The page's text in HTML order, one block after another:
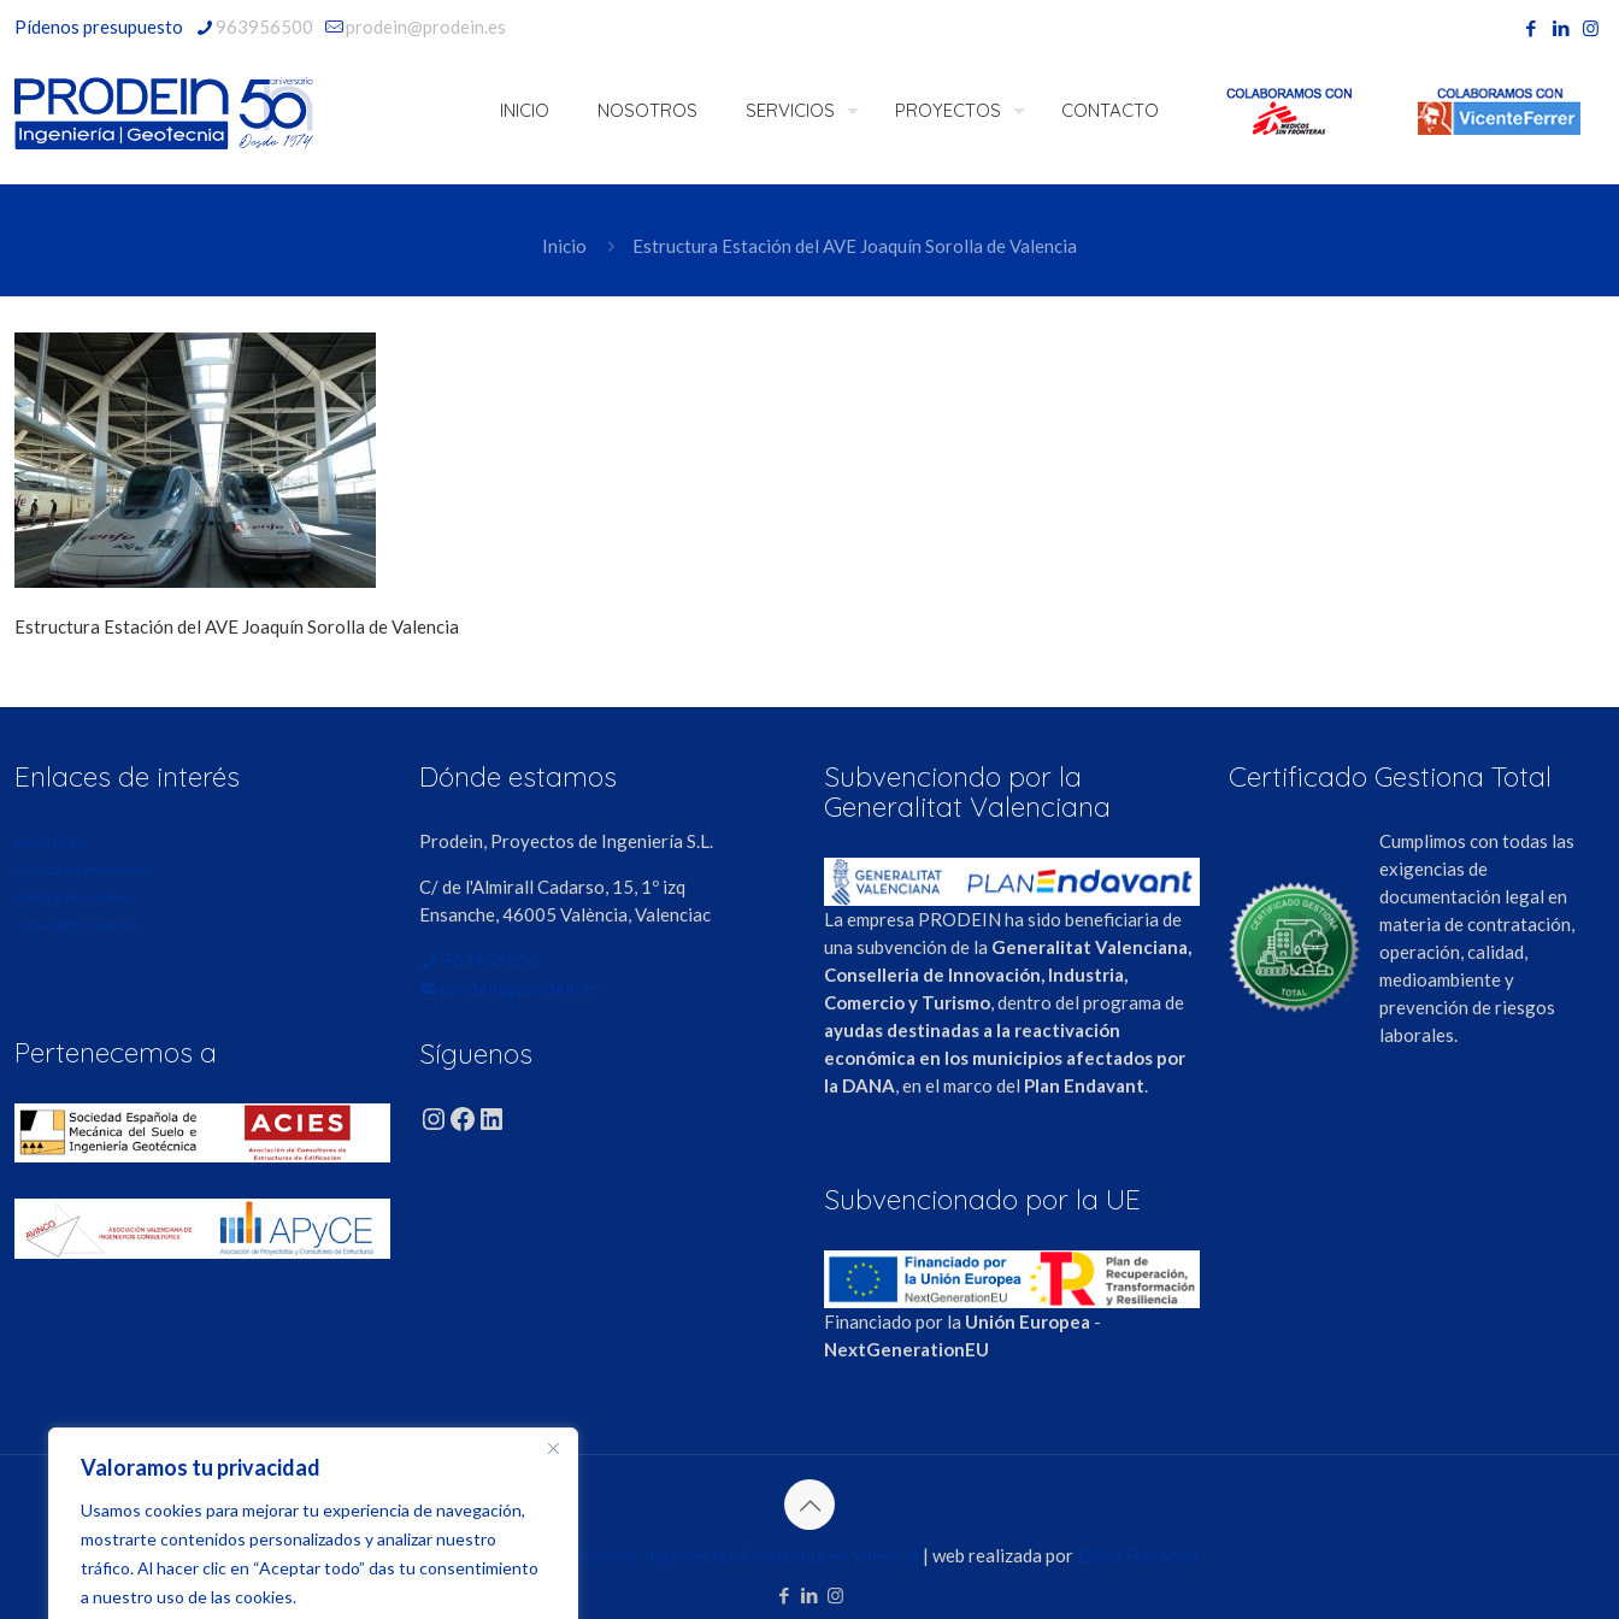
Valoramos tu privacidad
Usamos cookies para mejorar tu experiencia de navegación,
mostrarte contenidos personalizados y analizar nuestro
tráfico. Al hacer clic en “Aceptar todo” das tu consentimiento
a nuestro uso de las cookies.
Pídenos presupuesto 963956500 prodein@prodein.es
INICIO NOSOTROS SERVICIOS PROYECTOS CONTACTO
Inicio Estructura Estación del AVE Joaquín Sorolla de Valencia
Estructura Estación del AVE Joaquín Sorolla de Valencia
Enlaces de interés
Aviso Legal
Política de Privacidad
Política de Cookies
Copyright imágenes
Pertenecemos a
Dónde estamos
Prodein, Proyectos de Ingeniería S.L.
C/ de l'Almirall Cadarso, 15, 1º izq
Ensanche, 46005 València, Valenciac
963956500
prodein@prodein.es
Síguenos
Instagram
Facebook
LinkedIn
Subvenciondo por la
Generalitat Valenciana
La empresa PRODEIN ha sido beneficiaria de
una subvención de la Generalitat Valenciana,
Conselleria de Innovación, Industria,
Comercio y Turismo, dentro del programa de
ayudas destinadas a la reactivación
económica en los municipios afectados por
la DANA, en el marco del Plan Endavant.
Subvencionado por la UE
Financiado por la Unión Europea -
NextGenerationEU
Certificado Gestiona Total
Cumplimos con todas las
exigencias de
documentación legal en
materia de contratación,
operación, calidad,
medioambiente y
prevención de riesgos
laborales.
Prodein, Ingeniería y Geotecnia en Valencia | web realizada por Elena Ferrando